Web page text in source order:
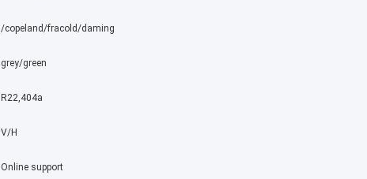
/copeland/fracold/daming
grey/green
R22,404a
V/H
Online support